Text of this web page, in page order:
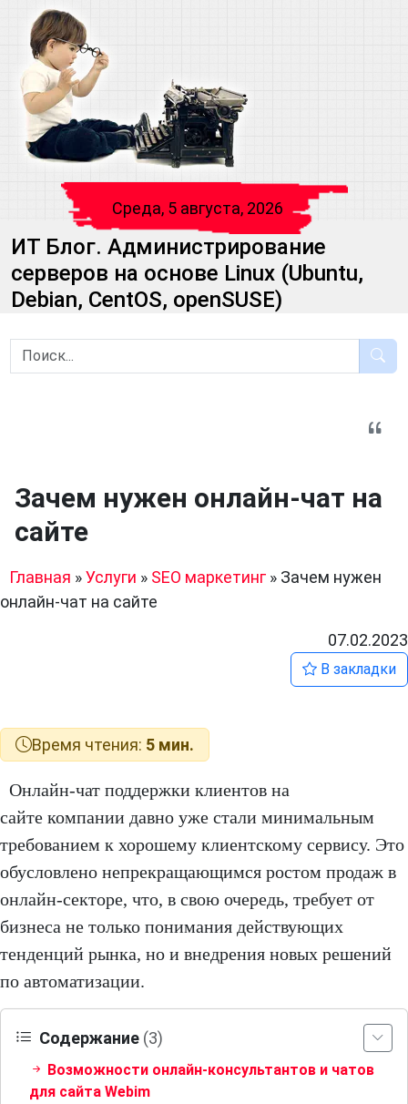
Среда, 5 августа, 2026
ИТ Блог. Администрирование
серверов на основе Linux (Ubuntu,
Debian, CentOS, openSUSE)
Зачем нужен онлайн-чат на
сайте
Главная »Услуги » SEO маркетинг » Зачем нужен
онлайн-чат на сайте
07.02.2023
В закладки
Время чтения: 5 мин.
Онлайн-чат поддержки клиентов на
сайте компании давно уже стали минимальным
требованием к хорошему клиентскому сервису. Это
обусловлено непрекращающимся ростом продаж в
онлайн-секторе, что, в свою очередь, требует от
бизнеса не только понимания действующих
тенденций рынка, но и внедрения новых решений
по автоматизации.
Содержание (3)
Возможности онлайн-консультантов и чатов
для сайта Webim